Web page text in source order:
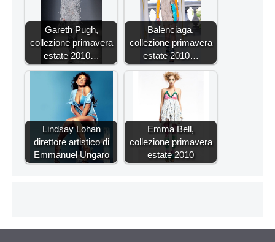
Gareth Pugh,
collezione primavera
estate 2010…
Balenciaga,
collezione primavera
estate 2010…
Lindsay Lohan
direttore artistico di
Emmanuel Ungaro
Emma Bell,
collezione primavera
estate 2010